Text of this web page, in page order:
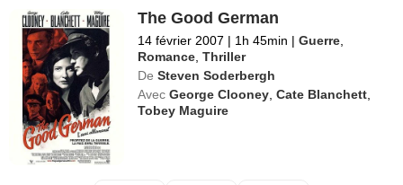
The Good German
14 février 2007 | 1h 45min | Guerre
Romance ,Thriller
De Steven Soderbergh
Avec George Clooney ,Cate Blanchett
Tobey Maguire